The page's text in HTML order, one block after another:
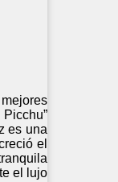
es una
el
el lujo